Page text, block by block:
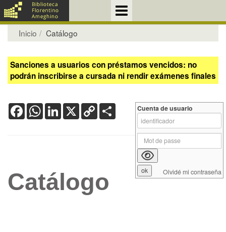
Inicio Catálogo
Sanciones a usuarios con préstamos vencidos: no
podrán inscribirse a cursada ni rendir exámenes finales
FacebookWhatsApp
LinkedIn
X Copy
Link
Catálogo
Cuenta de usuario
Olvidé mi contraseña